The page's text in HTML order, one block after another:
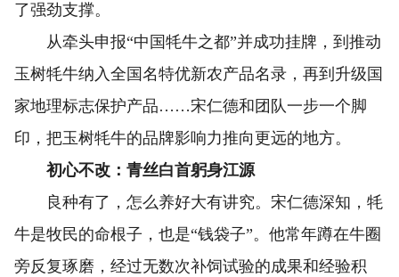
了强劲支撑。
从牵头申报“中国牦牛之都”并成功挂牌，到推动
玉树牦牛纳入全国名特优新农产品名录，再到升级国
家地理标志保护产品……宋仁德和团队一步一个脚
印，把玉树牦牛的品牌影响力推向更远的地方。
初心不改：青丝白首躬身江源
良种有了，怎么养好大有讲究。宋仁德深知，牦
牛是牧民的命根子，也是“钱袋子”。他常年蹲在牛圈
旁反复琢磨，经过无数次补饲试验的成果和经验积